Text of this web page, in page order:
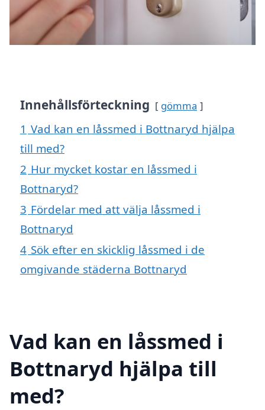
Innehållsförteckning gömma
1 Vad kan en låssmed i Bottnaryd hjälpa
till med?
2 Hur mycket kostar en låssmed i
Bottnaryd?
3 Fördelar med att välja låssmed i
Bottnaryd
4 Sök efter en skicklig låssmed i de
omgivande städerna Bottnaryd
Vad kan en låssmed i
Bottnaryd hjälpa till
med?